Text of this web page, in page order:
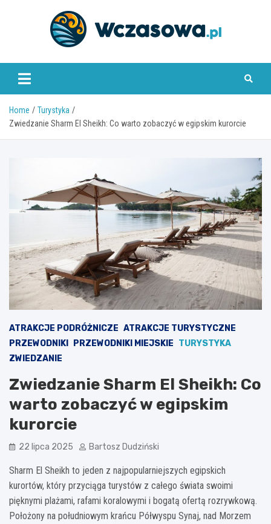
www.wczasowa.pl
Home
Turystyka
Zwiedzanie Sharm El Sheikh: Co warto zobaczyć w egipskim kurorcie
ATRAKCJE PODRÓŻNICZE ATRAKCJE TURYSTYCZNE
PRZEWODNIKI
PRZEWODNIKI MIEJSKIE TURYSTYKA
ZWIEDZANIE
Zwiedzanie Sharm El Sheikh: Co
warto zobaczyć w egipskim
kurorcie
22 lipca 2025 Bartosz Dudziński
Sharm El Sheikh to jeden z najpopularniejszych egipskich
kurortów, który przyciąga turystów z całego świata swoimi
pięknymi plażami, rafami koralowymi i bogatą ofertą rozrywkową.
Położony na południowym krańcu Półwyspu Synaj, nad Morzem